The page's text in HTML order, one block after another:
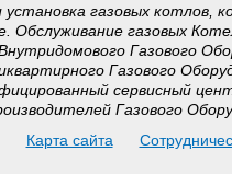
газовых котлов,
Обслуживание газовых
Газового
Газового
сервисный
Газового
Карта сайта